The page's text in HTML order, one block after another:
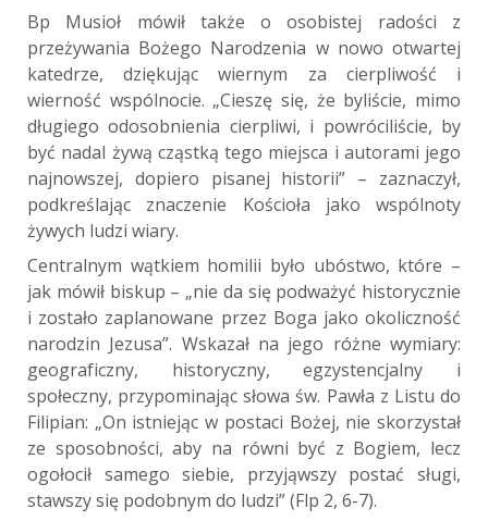
Bp Musioł mówił także o osobistej radości z
przeżywania Bożego Narodzenia w nowo otwartej
katedrze, dziękując wiernym za cierpliwość i
wierność wspólnocie. „Cieszę się, że byliście, mimo
długiego odosobnienia cierpliwi, i powróciliście, by
być nadal żywą cząstką tego miejsca i autorami jego
najnowszej, dopiero pisanej historii” – zaznaczył,
podkreślając znaczenie Kościoła jako wspólnoty
żywych ludzi wiary.
Centralnym wątkiem homilii było ubóstwo, które –
jak mówił biskup – „nie da się podważyć historycznie
i zostało zaplanowane przez Boga jako okoliczność
narodzin Jezusa”. Wskazał na jego różne wymiary:
geograficzny, historyczny, egzystencjalny i
społeczny, przypominając słowa św. Pawła z Listu do
Filipian: „On istniejąc w postaci Bożej, nie skorzystał
ze sposobności, aby na równi być z Bogiem, lecz
ogołocił samego siebie, przyjąwszy postać sługi,
stawszy się podobnym do ludzi” (Flp 2, 6-7).